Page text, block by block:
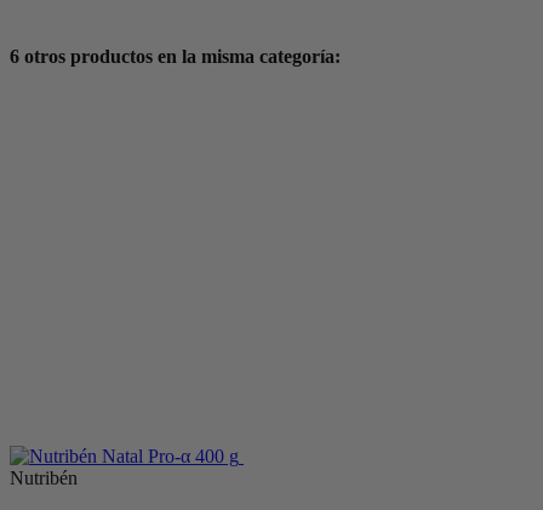
6 otros productos en la misma categoría:
Nutribén